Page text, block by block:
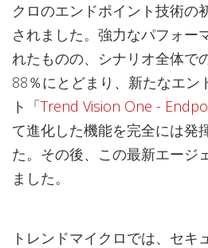
クロのエンドポイント技術の
されました。強力なパフォー
れたものの、シナリオ全体で
88％にとどまり、新たなエン
ト「Trend Vision One -
て進化した機能を完全には発
た。その後、この最新エージ
ました。
トレンドマイクロでは、セキ